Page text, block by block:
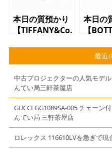
本日の質預かり
【TIFFANY&Co.
ェメア
26400.10.40F10A40F
18金WG ホワ
イトゴールド
レディース腕時
計】
本日の
【
テガベ
イン
イビ
最近
中古プロジェクターの人気モデ
んてい局三軒茶屋店
GUCCI GG1089SA-005 チェーン
んてい局 三軒茶屋店
ロレックス 116610LVを急ぎで